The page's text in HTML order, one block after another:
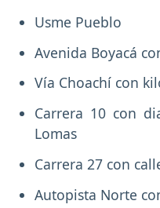
Usme Pueblo
Avenida Boyacá
Vía Choachí con
Carrera 10 con
Lomas
Carrera 27 con
Autopista Norte